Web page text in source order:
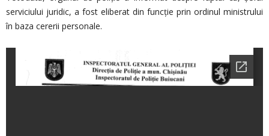
serviciului juridic, a fost eliberat din funcție prin ordinul ministrului
în baza cererii personale.